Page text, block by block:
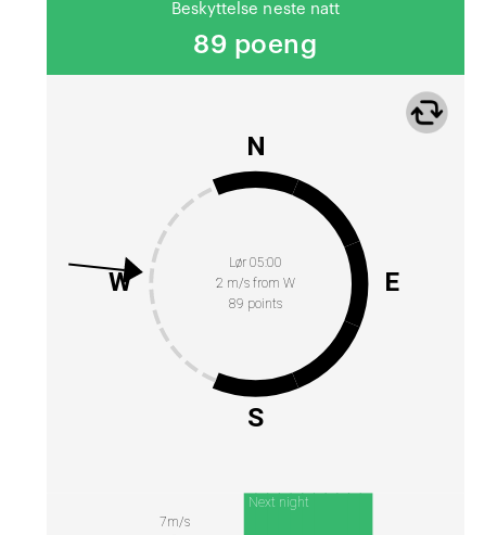
Beskyttelse neste natt
89 poeng
Lør 05:00
2 m/s from W
89 points
N
E
S
W
Next night
7m/s